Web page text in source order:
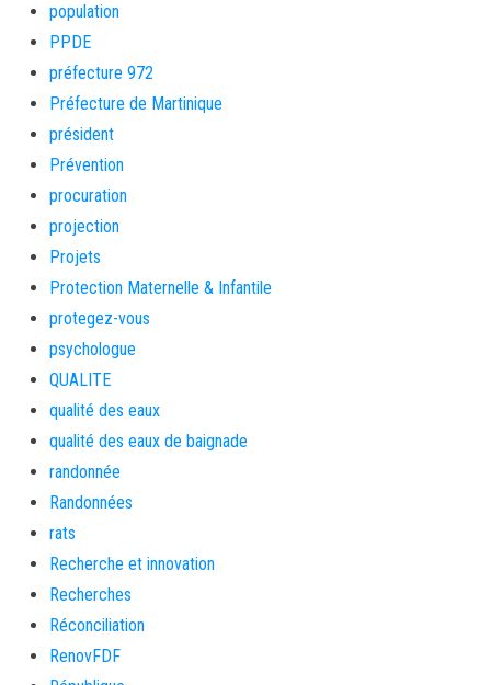
population
PPDE
préfecture 972
Préfecture de Martinique
président
Prévention
procuration
projection
Projets
Protection Maternelle & Infantile
protegez-vous
psychologue
QUALITE
qualité des eaux
qualité des eaux de baignade
randonnée
Randonnées
rats
Recherche et innovation
Recherches
Réconciliation
RenovFDF